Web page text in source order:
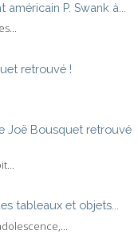
P. Swank à...
retrouvé !
Joë Bousquet retrouvé
tableaux et objets...